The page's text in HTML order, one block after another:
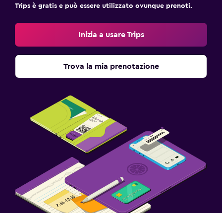
Trips è gratis e può essere utilizzato ovunque prenoti.
Inizia a usare Trips
Trova la mia prenotazione